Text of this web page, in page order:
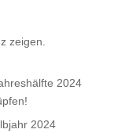
zeigen.
2024
2024